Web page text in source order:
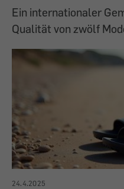
Ein internationaler
Qualität von zwölf
24.4.2025